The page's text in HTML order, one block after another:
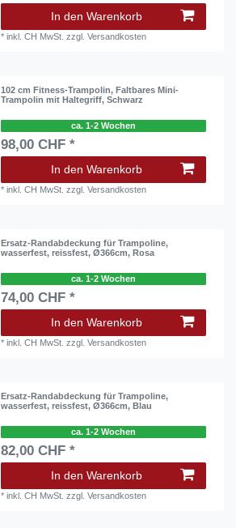
In den Warenkorb
*inkl. CH MwSt. zzgl.Versandkosten
102 cm Fitness-Trampolin, Faltbares Mini-
Trampolin mit Haltegriff, Schwarz
ca. 1-2 Wochen
98,00 CHF *
In den Warenkorb
*inkl. CH MwSt. zzgl.Versandkosten
Ersatz-Randabdeckung für Trampoline,
wasserfest, reissfest, Ø366cm, Rosa
ca. 1-2 Wochen
74,00 CHF *
In den Warenkorb
*inkl. CH MwSt. zzgl.Versandkosten
Ersatz-Randabdeckung für Trampoline,
wasserfest, reissfest, Ø366cm, Blau
ca. 1-2 Wochen
82,00 CHF *
In den Warenkorb
*inkl. CH MwSt. zzgl.Versandkosten